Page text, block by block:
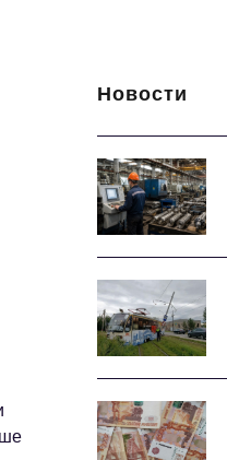
Новости